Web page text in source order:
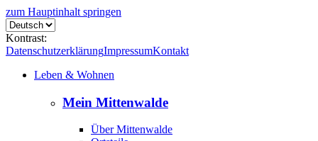
zum Hauptinhalt springen
Kontrast:
DatenschutzerklärungImpressumKontakt
Leben & Wohnen
Mein Mittenwalde
Über Mittenwalde